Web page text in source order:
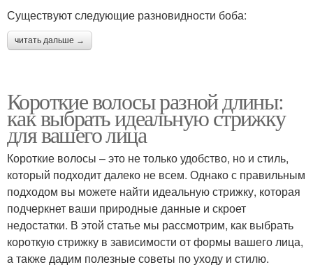
Существуют следующие разновидности боба:
читать дальше →
Короткие волосы разной длины:
как выбрать идеальную стрижку
для вашего лица
Короткие волосы – это не только удобство, но и стиль,
который подходит далеко не всем. Однако с правильным
подходом вы можете найти идеальную стрижку, которая
подчеркнет ваши природные данные и скроет
недостатки. В этой статье мы рассмотрим, как выбрать
короткую стрижку в зависимости от формы вашего лица,
а также дадим полезные советы по уходу и стилю.